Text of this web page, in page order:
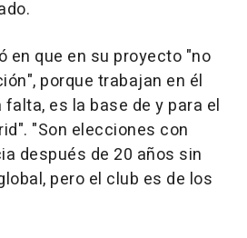
en que en su proyecto "no
porque trabajan en él
es la base de y para el
"Son elecciones con
después de 20 años sin
pero el club es de los